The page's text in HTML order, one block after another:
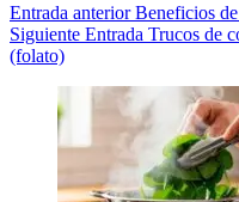
Entrada anteriorBeneficios
Siguiente Entrada Trucos de
(folato)